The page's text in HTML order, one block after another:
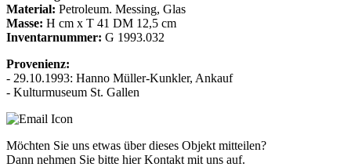
Material: Petroleum. Messing, Glas
Masse: H cm x T 41 DM 12,5 cm
Inventarnummer: G 1993.032
Provenienz:
- 29.10.1993: Hanno Müller-Kunkler, Ankauf
- Kulturmuseum St. Gallen
Möchten Sie uns etwas über dieses Objekt mitteilen?
Dann nehmen Sie bitte hier Kontakt mit uns auf.